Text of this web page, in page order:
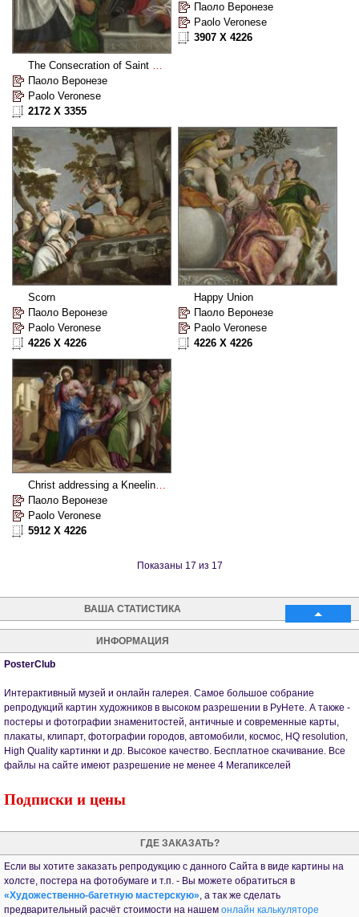
Паоло Веронезе
Paolo Veronese
2172 X 3355
Паоло Веронезе
Paolo Veronese
3907 X 4226
Scorn
Паоло Веронезе
Paolo Veronese
4226 X 4226
Happy Union
Паоло Веронезе
Paolo Veronese
4226 X 4226
Christ addressing a Kneeling Woman
Паоло Веронезе
Paolo Veronese
5912 X 4226
Показаны 17 из 17
ВАША СТАТИСТИКА
ИНФОРМАЦИЯ
PosterClub
Интерактивный музей и онлайн галерея. Самое большое собрание
репродукций картин художников в высоком разрешении в РуНете. А также -
постеры и фотографии знаменитостей, античные и современные карты,
плакаты, клипарт, фотографии городов, автомобили, космос, HQ resolution,
High Quality картинки и др. Высокое качество. Бесплатное скачивание. Все
файлы на сайте имеют разрешение не менее 4 Мегапикселей
Подписки и цены
ГДЕ ЗАКАЗАТЬ?
Если вы хотите заказать репродукцию с данного Сайта в виде картины на
холсте, постера на фотобумаге и т.п. - Вы можете обратиться в
«Художественно-багетную мастерскую», а так же сделать
предварительный расчёт стоимости на нашем онлайн калькуляторе